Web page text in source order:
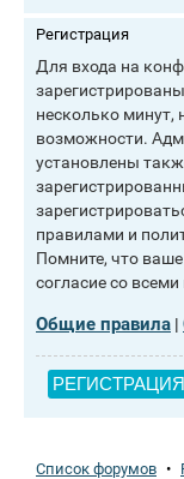
Регистрация
Для входа на
несколько минут,
возможности.
установлены
правилами и
Помните, что
согласие со
Общие правила |
РЕГИСТРАЦИЯ
Список форумов •